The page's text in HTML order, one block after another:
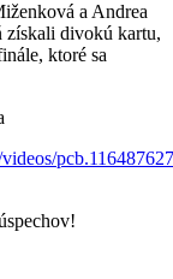
a Andrea
získali divokú kartu,
ktoré sa